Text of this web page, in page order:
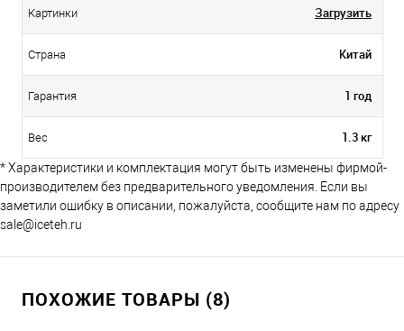
Картинки Загрузить
Страна Китай
Гарантия 1 год
Вес 1.3 кг
* Характеристики и комплектация могут быть изменены фирмой-
производителем без предварительного уведомления. Если вы
заметили ошибку в описании, пожалуйста, сообщите нам по адресу
sale@iceteh.ru
ПОХОЖИЕ ТОВАРЫ (8)